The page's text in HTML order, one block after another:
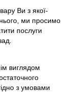
Ви з якої-
ми просимо
послуги
виглядом
з умовами